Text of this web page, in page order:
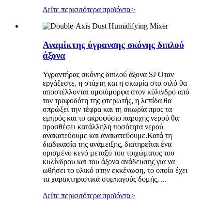
Δείτε περισσότερα προϊόντα>
Αναμίκτης ύγρανσης σκόνης διπλού
άξονα
Υγραντήρας σκόνης διπλού άξονα SJ Όταν
εργάζεστε, η στάχτη και η σκωρία στο σιλό θα
αποστέλλονται ομοιόμορφα στον κύλινδρο από
τον τροφοδότη της φτερωτής, η λεπίδα θα
σπρώξει την τέφρα και τη σκωρία προς τα
εμπρός και το ακροφύσιο παροχής νερού θα
προσθέσει κατάλληλη ποσότητα νερού
ανακατεύουμε και ανακατεύουμε.Κατά τη
διαδικασία της ανάμειξης, διατηρείται ένα
ορισμένο κενό μεταξύ του τοιχώματος του
κυλίνδρου και του άξονα ανάδευσης για να
ωθήσει το υλικό στην εκκένωση, το οποίο έχει
τα χαρακτηριστικά συμπαγούς δομής, ...
Δείτε περισσότερα προϊόντα>